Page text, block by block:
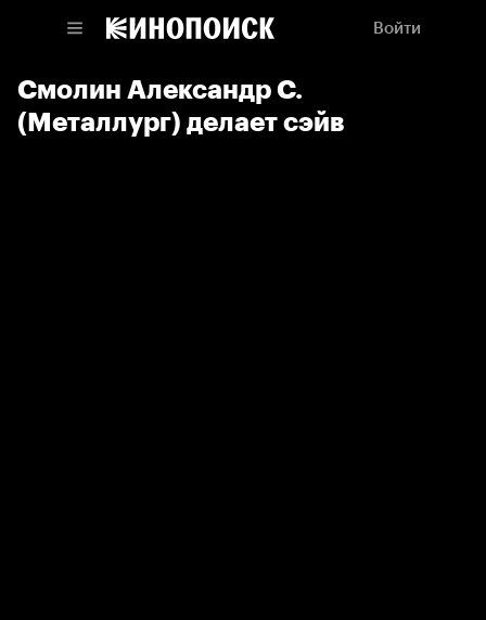
Войти
Смолин Александр С.
(Металлург) делает сэйв